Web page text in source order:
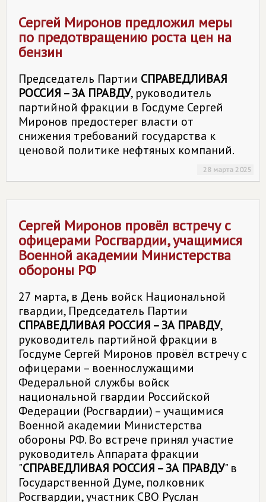
Сергей Миронов предложил меры
по предотвращению роста цен на
бензин
Председатель Партии СПРАВЕДЛИВАЯ
РОССИЯ – ЗА ПРАВДУ, руководитель
партийной фракции в Госдуме Сергей
Миронов предостерег власти от
снижения требований государства к
ценовой политике нефтяных компаний.
28 марта 2025
Сергей Миронов провёл встречу с
офицерами Росгвардии, учащимися
Военной академии Министерства
обороны РФ
27 марта, в День войск Национальной
гвардии, Председатель Партии
СПРАВЕДЛИВАЯ РОССИЯ – ЗА ПРАВДУ,
руководитель партийной фракции в
Госдуме Сергей Миронов провёл встречу с
офицерами – военнослужащими
Федеральной службы войск
национальной гвардии Российской
Федерации (Росгвардии) – учащимися
Военной академии Министерства
обороны РФ. Во встрече принял участие
руководитель Аппарата фракции
"СПРАВЕДЛИВАЯ РОССИЯ – ЗА ПРАВДУ" в
Государственной Думе, полковник
Росгвардии, участник СВО Руслан